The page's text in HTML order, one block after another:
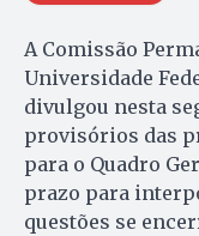
A Comissão
Universidade
divulgou nesta
provisórios das
para o Quadro
prazo para
questões se